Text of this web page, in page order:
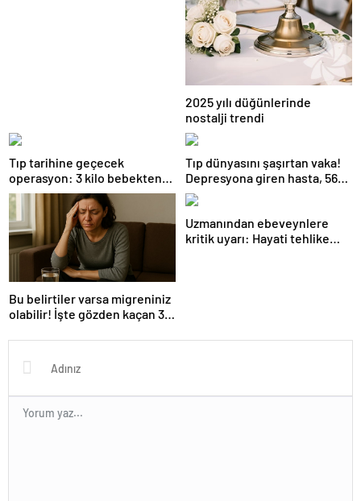
2025 yılı düğünlerinde
nostalji trendi
Tıp tarihine geçecek
operasyon: 3 kilo bebekten
yarım kilo tümor çıktı
Tıp dünyasını şaşırtan vaka!
Depresyona giren hasta, 56
gün boyunca kesintisiz uyudu
Bu belirtiler varsa migreniniz
olabilir! İşte gözden kaçan 3
Uzmanından ebeveynlere
kritik uyarı: Hayati tehlike